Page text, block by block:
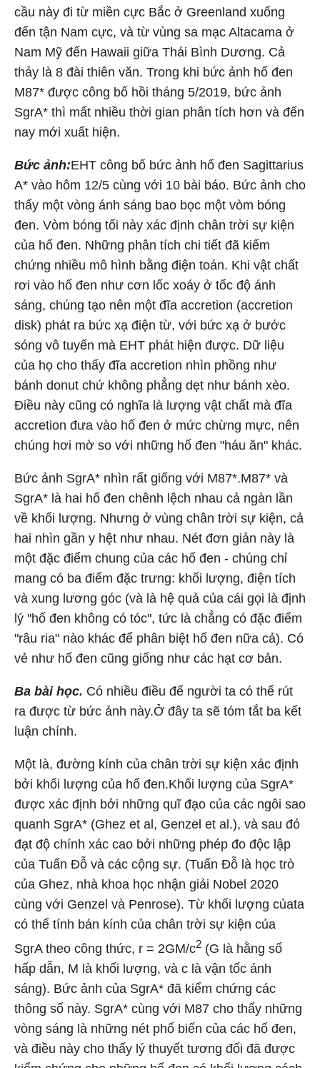
cầu này đi từ miền cực Bắc ở Greenland xuống
đến tận Nam cực, và từ vùng sa mạc Altacama ở
Nam Mỹ đến Hawaii giữa Thái Bình Dương. Cả
thảy là 8 đài thiên văn. Trong khi bức ảnh hố đen
M87* được công bố hồi tháng 5/2019, bức ảnh
SgrA* thì mất nhiều thời gian phân tích hơn và đến
nay mới xuất hiện.
Bức ảnh:EHT công bố bức ảnh hố đen Sagittarius
A* vào hôm 12/5 cùng với 10 bài báo. Bức ảnh cho
thấy một vòng ánh sáng bao bọc một vòm bóng
đen. Vòm bóng tối này xác định chân trời sự kiện
của hố đen. Những phân tích chi tiết đã kiểm
chứng nhiều mô hình bằng điện toán. Khi vật chất
rơi vào hố đen như cơn lốc xoáy ở tốc độ ánh
sáng, chúng tạo nên một đĩa accretion (accretion
disk) phát ra bức xạ điện từ, với bức xạ ở bước
sóng vô tuyến mà EHT phát hiện được. Dữ liệu
của họ cho thấy đĩa accretion nhìn phồng như
bánh donut chứ không phẳng dẹt như bánh xèo.
Điều này cũng có nghĩa là lượng vật chất mà đĩa
accretion đưa vào hố đen ở mức chừng mực, nên
chúng hơi mờ so với những hố đen "háu ăn" khác.
Bức ảnh SgrA* nhìn rất giống với M87*.M87* và
SgrA* là hai hố đen chênh lệch nhau cả ngàn lần
về khối lượng. Nhưng ở vùng chân trời sự kiện, cả
hai nhìn gần y hệt như nhau. Nét đơn giản này là
một đặc điểm chung của các hố đen - chúng chỉ
mang có ba điểm đặc trưng: khối lượng, điện tích
và xung lương góc (và là hệ quả của cái gọi là định
lý "hố đen không có tóc", tức là chẳng có đặc điểm
"râu ria" nào khác để phân biệt hố đen nữa cả). Có
vẻ như hố đen cũng giống như các hạt cơ bản.
Ba bài học. Có nhiều điều để người ta có thể rút
ra được từ bức ảnh này.Ở đây ta sẽ tóm tắt ba kết
luận chính.
Một là, đường kính của chân trời sự kiện xác định
bởi khối lượng của hố đen.Khối lượng của SgrA*
được xác định bởi những quĩ đạo của các ngôi sao
quanh SgrA* (Ghez et al, Genzel et al.), và sau đó
đạt độ chính xác cao bởi những phép đo độc lập
của Tuấn Đỗ và các cộng sự. (Tuấn Đỗ là học trò
của Ghez, nhà khoa học nhận giải Nobel 2020
cùng với Genzel và Penrose). Từ khối lượng củata
có thể tính bán kính của chân trời sự kiện của
SgrA theo công thức, r = 2GM/c2 (G là hằng số
hấp dẫn, M là khối lượng, và c là vận tốc ánh
sáng). Bức ảnh của SgrA* đã kiểm chứng các
thông số này. SgrA* cùng với M87 cho thấy những
vòng sáng là những nét phổ biến của các hố đen,
và điều này cho thấy lý thuyết tương đối đã được